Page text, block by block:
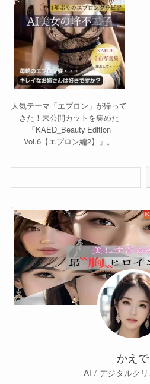
人気テーマ「エプロン」が帰って
きた！未公開カットを集めた
「KAED_Beauty Edition
Vol.6【エプロン編2】」。
かえで
AI / デジタルク